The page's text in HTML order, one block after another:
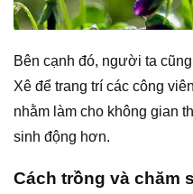
Bên cạnh đó, người ta
Xê để trang trí các công
nhằm làm cho không gian
sinh động hơn.
Cách trồng và chăm